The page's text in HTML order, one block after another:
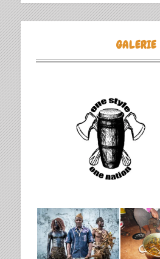
GALERIE